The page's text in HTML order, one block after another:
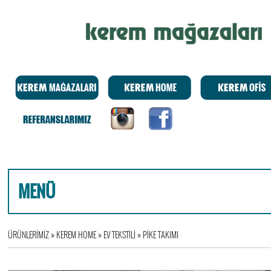
MENÜ
ÜRÜNLERİMİZ»KEREM HOME»EV TEKSTİLİ»PİKE TAKIMI